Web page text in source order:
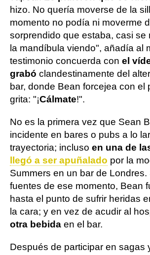
hizo. No quería moverse de la
momento no podía ni moverme
sorprendido que estaba, casi se
la mandíbula viendo", añadía al
testimonio concuerda con el
grabó clandestinamente del
bar, donde Bean forcejea con el
grita: "¡Cálmate!".
No es la primera vez que Sean
incidente en bares o pubs a lo
trayectoria; incluso en una de
llegó a ser apuñalado por la
Summers en un bar de Londres.
fuentes de ese momento, Bean
hasta el punto de sufrir heridas
la cara; y en vez de acudir al
otra bebida en el bar.
Después de participar en sagas